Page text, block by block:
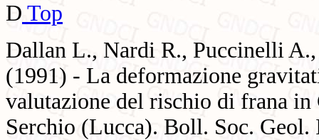
D Top
Dallan L., Nardi R., Puccinelli
(1991) - La deformazione
valutazione del rischio di frana in
Serchio (Lucca). Boll. Soc. Geol.